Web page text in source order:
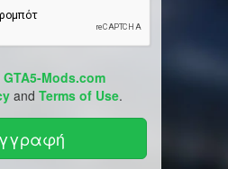
GTA5-Mods.com
and Terms of Use.